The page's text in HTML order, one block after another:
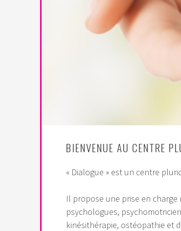
BIENVENUE AU CENTRE
« Dialogue » est un centre
Il propose une prise en
psychologues,
kinésithérapie, ostéopathie et